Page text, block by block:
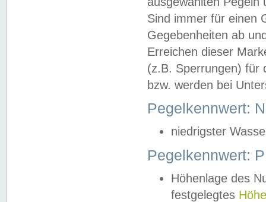
Sind immer für einen
Gegebenheiten ab
Erreichen dieser
(z.B. Sperrungen) für
bzw. werden bei
Pegelkennwert:
niedrigster
Pegelkennwert:
Höhenlage des
festgelegtes